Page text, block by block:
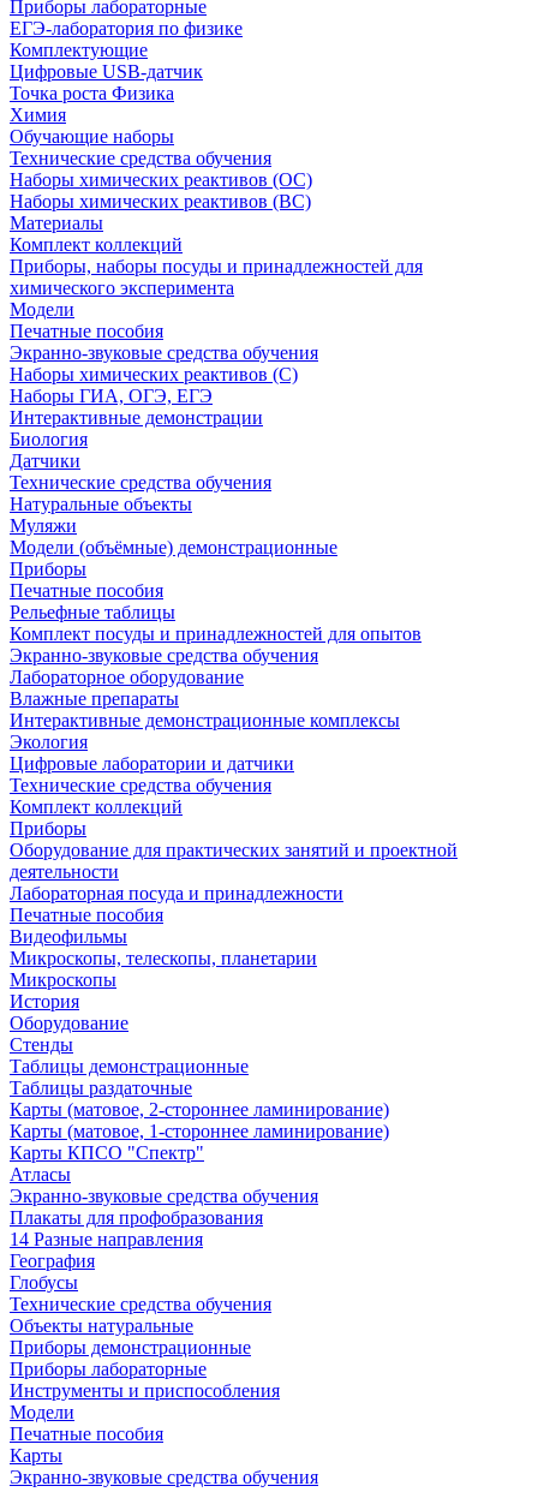
Приборы лабораторные
ЕГЭ-лаборатория по физике
Комплектующие
Цифровые USB-датчик
Точка роста Физика
Химия
Обучающие наборы
Технические средства обучения
Наборы химических реактивов (ОС)
Наборы химических реактивов (ВС)
Материалы
Комплект коллекций
Приборы, наборы посуды и принадлежностей для
химического эксперимента
Модели
Печатные пособия
Экранно-звуковые средства обучения
Наборы химических реактивов (С)
Наборы ГИА, ОГЭ, ЕГЭ
Интерактивные демонстрации
Биология
Датчики
Технические средства обучения
Натуральные объекты
Муляжи
Модели (объёмные) демонстрационные
Приборы
Печатные пособия
Рельефные таблицы
Комплект посуды и принадлежностей для опытов
Экранно-звуковые средства обучения
Лабораторное оборудование
Влажные препараты
Интерактивные демонстрационные комплексы
Экология
Цифровые лаборатории и датчики
Технические средства обучения
Комплект коллекций
Приборы
Оборудование для практических занятий и проектной
деятельности
Лабораторная посуда и принадлежности
Печатные пособия
Видеофильмы
Микроскопы, телескопы, планетарии
Микроскопы
История
Оборудование
Стенды
Таблицы демонстрационные
Таблицы раздаточные
Карты (матовое, 2-стороннее ламинирование)
Карты (матовое, 1-стороннее ламинирование)
Карты КПСО "Спектр"
Атласы
Экранно-звуковые средства обучения
Плакаты для профобразования
14 Разные направления
География
Глобусы
Технические средства обучения
Объекты натуральные
Приборы демонстрационные
Приборы лабораторные
Инструменты и приспособления
Модели
Печатные пособия
Карты
Экранно-звуковые средства обучения